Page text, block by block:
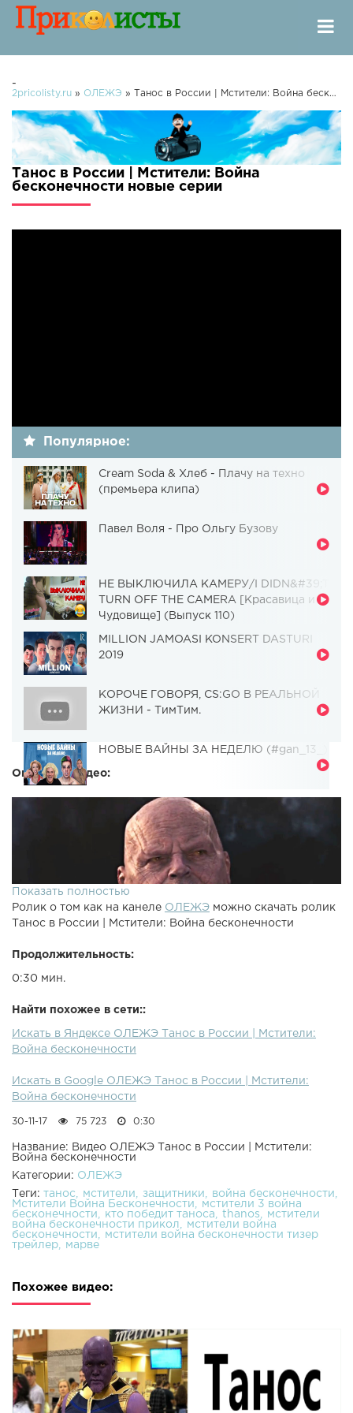
-
2pricolisty.ru » ОЛЕЖЭ » Танос в России | Мстители: Война бесконечности
Танос в России | Мстители: Война
бесконечности новые серии
Популярное:
Cream Soda & Хлеб - Плачу на техно
(премьера клипа)
Павел Воля - Про Ольгу Бузову
НЕ ВЫКЛЮЧИЛА КАМЕРУ/I DIDN&#39;T
TURN OFF THE CAMERA [Красавица и
Чудовище] (Выпуск 110)
MILLION JAMOASI KONSERT DASTURI
2019
КОРОЧЕ ГОВОРЯ, CS:GO В РЕАЛЬНОЙ
ЖИЗНИ - ТимТим.
НОВЫЕ ВАЙНЫ ЗА НЕДЕЛЮ (#gan_13_)
Описание видео:
Показать полностью
Ролик о том как на канеле ОЛЕЖЭ можно скачать ролик
Танос в России | Мстители: Война бесконечности
Продолжительность:
0:30 мин.
Найти похожее в сети::
Искать в Яндексе ОЛЕЖЭ Танос в России | Мстители:
Война бесконечности
Искать в Google ОЛЕЖЭ Танос в России | Мстители:
Война бесконечности
30-11-17 75 723 0:30
Название: Видео ОЛЕЖЭ Танос в России | Мстители:
Война бесконечности
Категории: ОЛЕЖЭ
Теги: танос мстители защитники
война бесконечности
Мстители Война Бесконечности
мстители 3 война
бесконечности
кто победит таноса thanos
мстители
война бесконечности прикол
мстители война
бесконечности
мстители война бесконечности тизер
трейлер
марве
Похожее видео: